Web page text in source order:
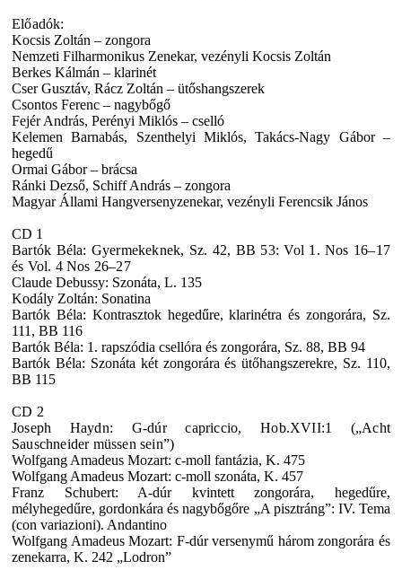
Előadók:
Kocsis Zoltán – zongora
Nemzeti Filharmonikus Zenekar, vezényli Kocsis Zoltán
Berkes Kálmán – klarinét
Cser Gusztáv, Rácz Zoltán – ütőshangszerek
Csontos Ferenc – nagybőgő
Fejér András, Perényi Miklós – cselló
Kelemen Barnabás, Szenthelyi Miklós, Takács-Nagy Gábor –
hegedű
Ormai Gábor – brácsa
Ránki Dezső, Schiff András – zongora
Magyar Állami Hangversenyzenekar, vezényli Ferencsik János
CD 1
Bartók Béla: Gyermekeknek, Sz. 42, BB 53: Vol 1. Nos 16–17
és Vol. 4 Nos 26–27
Claude Debussy: Szonáta, L. 135
Kodály Zoltán: Sonatina
Bartók Béla: Kontrasztok hegedűre, klarinétra és zongorára, Sz.
111, BB 116
Bartók Béla: 1. rapszódia csellóra és zongorára, Sz. 88, BB 94
Bartók Béla: Szonáta két zongorára és ütőhangszerekre, Sz. 110,
BB 115
CD 2
Joseph Haydn: G-dúr capriccio, Hob.XVII:1 („Acht
Sauschneider müssen sein”)
Wolfgang Amadeus Mozart: c-moll fantázia, K. 475
Wolfgang Amadeus Mozart: c-moll szonáta, K. 457
Franz Schubert: A-dúr kvintett zongorára, hegedűre,
mélyhegedűre, gordonkára és nagybőgőre „A pisztráng”: IV. Tema
(con variazioni). Andantino
Wolfgang Amadeus Mozart: F-dúr versenymű három zongorára és
zenekarra, K. 242 „Lodron”